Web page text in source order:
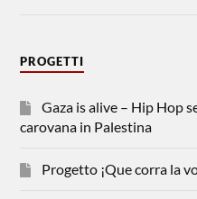
PROGETTI
Gaza is alive – Hip Hop
carovana in Palestina
Progetto ¡Que corra la